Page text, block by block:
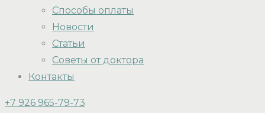
Способы оплаты
Новости
Статьи
Советы от доктора
Контакты
+7 926 965-79-73